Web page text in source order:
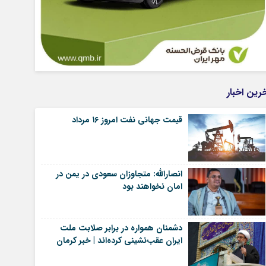
اخبار
قیمت جهانی نفت امروز ۱۶ مرداد
انصارالله: متجاوزان سعودی در یمن در
امان نخواهند بود
دشمنان همواره در برابر صلابت ملت
ایران عقب‌نشینی کرده‌اند | خبر کرمان